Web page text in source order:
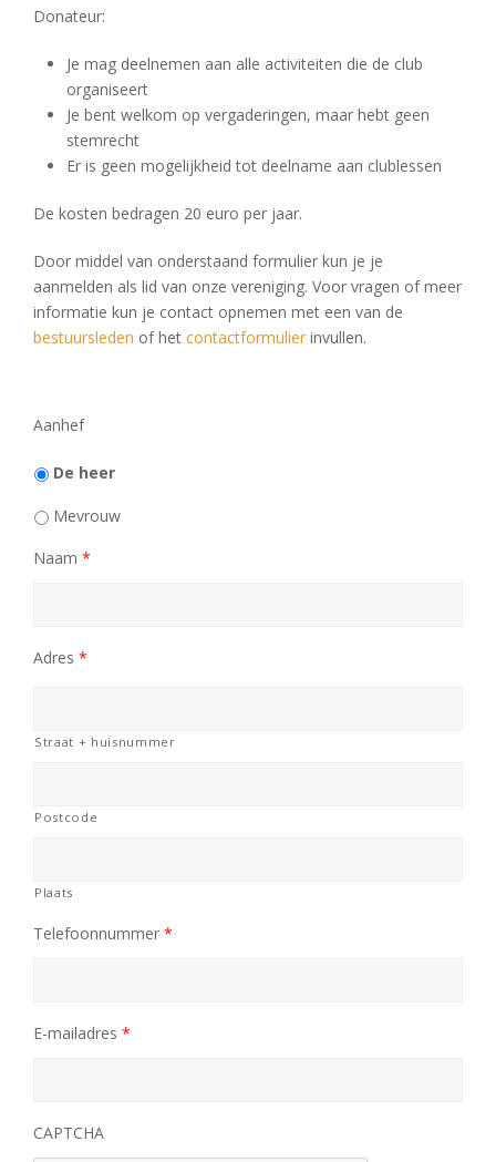
Donateur:
Je mag deelnemen aan alle activiteiten die de club
organiseert
Je bent welkom op vergaderingen, maar hebt geen
stemrecht
Er is geen mogelijkheid tot deelname aan clublessen
De kosten bedragen 20 euro per jaar.
Door middel van onderstaand formulier kun je je
aanmelden als lid van onze vereniging. Voor vragen of meer
informatie kun je contact opnemen met een van de
bestuursleden of het contactformulier invullen.
Aanhef
De heer
Mevrouw
Naam *
Adres *
Straat + huisnummer
Postcode
Plaats
Telefoonnummer *
E-mailadres *
CAPTCHA